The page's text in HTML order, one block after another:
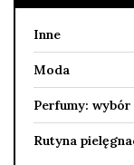
Inne
Moda
Perfumy:
Rutyna